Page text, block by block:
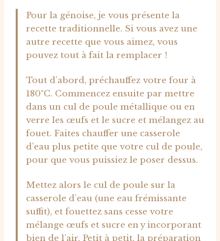
Pour la génoise, je vous présente la
recette traditionnelle. Si vous avez une
autre recette que vous aimez, vous
pouvez tout à fait la remplacer !
Tout d’abord, préchauffez votre four à
180°C. Commencez ensuite par mettre
dans un cul de poule métallique ou en
verre les œufs et le sucre et mélangez au
fouet. Faites chauffer une casserole
d’eau plus petite que votre cul de poule,
pour que vous puissiez le poser dessus.
Mettez alors le cul de poule sur la
casserole d’eau (une eau frémissante
suffit), et fouettez sans cesse votre
mélange œufs et sucre en y incorporant
bien de l’air. Petit à petit, la préparation